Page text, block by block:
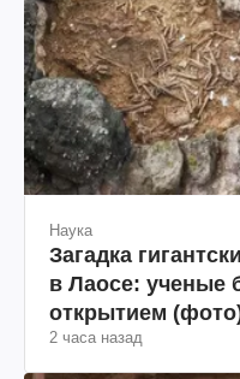
Наука
Загадка
в Лаосе: ученые
открытием
2 часа назад